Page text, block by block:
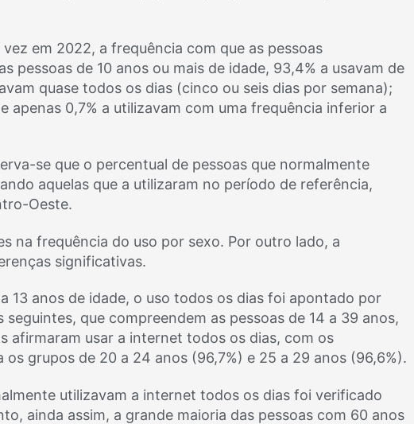
em 2022, a frequência com que as pessoas
pessoas de 10 anos ou mais de idade, 93,4% a usavam de
quase todos os dias (cinco ou seis dias por semana);
apenas 0,7% a utilizavam com uma frequência inferior a
se que o percentual de pessoas que normalmente
aquelas que a utilizaram no período de referência,
Oeste.
na frequência do uso por sexo. Por outro lado, a
significativas.
13 anos de idade, o uso todos os dias foi apontado por
seguintes, que compreendem as pessoas de 14 a 39 anos,
afirmaram usar a internet todos os dias, com os
grupos de 20 a 24 anos (96,7%) e 25 a 29 anos (96,6%).
utilizavam a internet todos os dias foi verificado
ainda assim, a grande maioria das pessoas com 60 anos